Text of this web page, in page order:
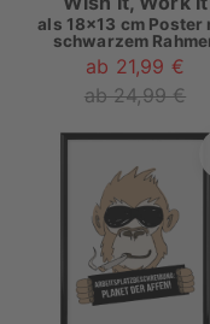
als 18x13 cm Poster
schwarzem
ab 21,99 €
ab 24,99 €